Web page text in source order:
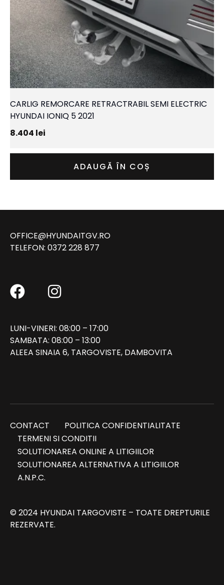
CARLIG REMORCARE RETRACTRABIL SEMI ELECTRIC
HYUNDAI IONIQ 5 2021
8.404 lei
ADAUGĂ ÎN COȘ
OFFICE@HYUNDAITGV.RO
TELEFON: 0372 228 877
LUNI-VINERI: 08:00 – 17:00
SAMBATA: 08:00 – 13:00
ALEEA SINAIA 6, TARGOVISTE, DAMBOVITA
CONTACT
POLITICA CONFIDENTIALITATE
TERMENI SI CONDITII
SOLUTIONAREA ONLINE A LITIGIILOR
SOLUTIONAREA ALTERNATIVA A LITIGIILOR
A.N.P.C.
© 2024 HYUNDAI TARGOVISTE – TOATE DREPTURILE
REZERVATE.